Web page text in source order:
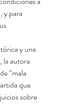
y para
y una
la autora
“mala
que
sobre